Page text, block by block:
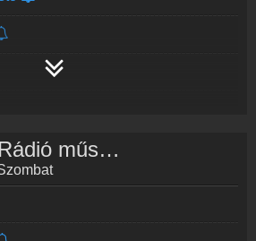
Újvidéki Rádió műsorai